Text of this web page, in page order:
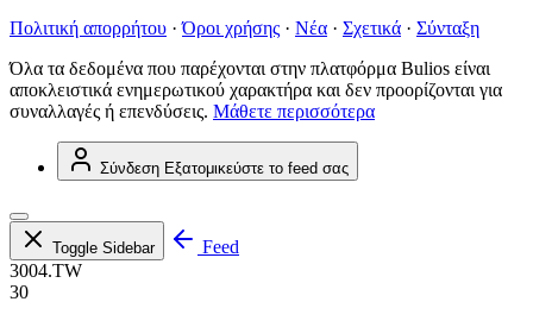
Πολιτική απορρήτου · Όροι χρήσης · Νέα · Σχετικά · Σύνταξη
Όλα τα δεδομένα που παρέχονται στην πλατφόρμα Bulios είναι
αποκλειστικά ενημερωτικού χαρακτήρα και δεν προορίζονται για
συναλλαγές ή επενδύσεις. Μάθετε περισσότερα
Σύνδεση Εξατομικεύστε το feed σας
Toggle Sidebar
Feed
3004.TW
30